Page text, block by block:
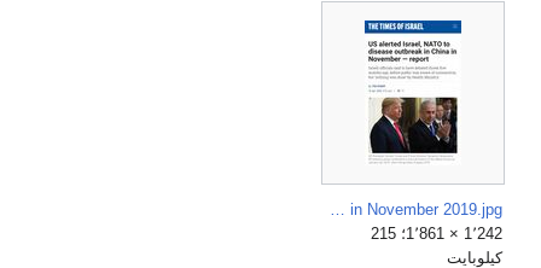
1٬242 × 1٬861؛ 215
كيلوبايت